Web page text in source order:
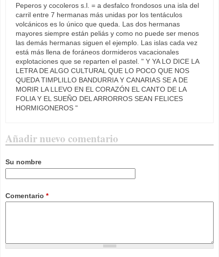
Peperos y cocoleros s.l. = a desfalco frondosos una isla del
carril entre 7 hermanas más unidas por los tentáculos
volcánicos es lo único que queda. Las dos hermanas
mayores siempre están peliás y como no puede ser menos
las demás hermanas siguen el ejemplo. Las islas cada vez
está más llena de foráneos dormideros vacacionales
explotaciones que se reparten el pastel. " Y YA LO DICE LA
LETRA DE ALGO CULTURAL QUE LO POCO QUE NOS
QUEDA TIMPLILLO BANDURRIA Y CANARIAS SE A DE
MORIR LA LLEVO EN EL CORAZÓN EL CANTO DE LA
FOLIA Y EL SUEÑO DEL ARRORROS SEAN FELICES
HORMIGONEROS "
Añadir nuevo comentario
Su nombre
Comentario *